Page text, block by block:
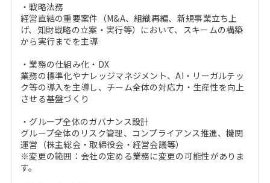
・戦略法務
経営直結の重要案件（M&A、組織再編、新規事業立ち上
げ、知財戦略の立案・実行等）において、スキームの構築
から実行までを主導
・業務の仕組み化・DX
業務の標準化やナレッジマネジメント、AI・リーガルテッ
ク等の導入を主導し、チーム全体の対応力・生産性を向上
させる基盤づくり
・グループ全体のガバナンス設計
グループ全体のリスク管理、コンプライアンス推進、機関
運営（株主総会・取締役会・経営会議等）
※変更の範囲：会社の定める業務に変更の可能性がありま
す。